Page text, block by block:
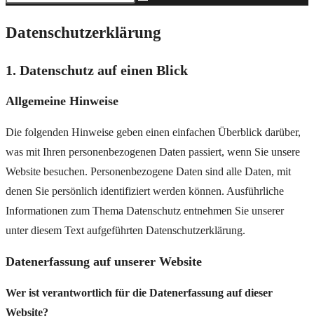
Datenschutzerklärung
1. Datenschutz auf einen Blick
Allgemeine Hinweise
Die folgenden Hinweise geben einen einfachen Überblick darüber,
was mit Ihren personenbezogenen Daten passiert, wenn Sie unsere
Website besuchen. Personenbezogene Daten sind alle Daten, mit
denen Sie persönlich identifiziert werden können. Ausführliche
Informationen zum Thema Datenschutz entnehmen Sie unserer
unter diesem Text aufgeführten Datenschutzerklärung.
Datenerfassung auf unserer Website
Wer ist verantwortlich für die Datenerfassung auf dieser
Website?